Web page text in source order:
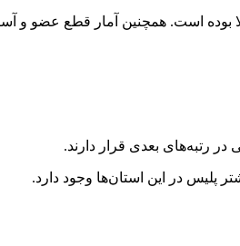
رتبه‌های بعدی قرار دارند.
پلیس در این استان‌ها وجود دارد.